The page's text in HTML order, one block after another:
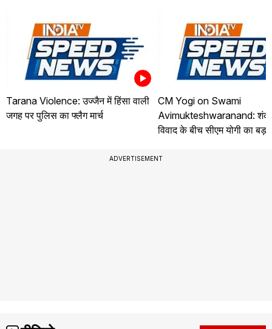
Tarana Violence: उज्जैन में हिंसा वाली
जगह पर पुलिस का फ्लैग मार्च
CM Yogi on Swami
Avimukteshwaranand:
विवाद के बीच सीएम योगी का बड़ा
ADVERTISEMENT